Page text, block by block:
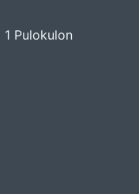
Pulokulon